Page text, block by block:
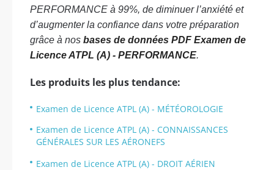
PERFORMANCE à 99%, de diminuer l’anxiété et
d’augmenter la confiance dans votre préparation
grâce à nos bases de données PDF Examen de
Licence ATPL (A) - PERFORMANCE.
Les produits les plus tendance:
Examen de Licence ATPL (A) - MÉTÉOROLOGIE
Examen de Licence ATPL (A) - CONNAISSANCES
GÉNÉRALES SUR LES AÉRONEFS
Examen de Licence ATPL (A) - DROIT AÉRIEN